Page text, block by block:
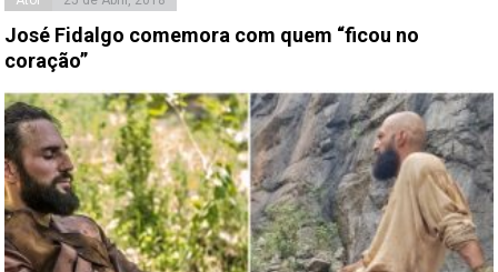
José Fidalgo comemora com quem “ficou no
coração”